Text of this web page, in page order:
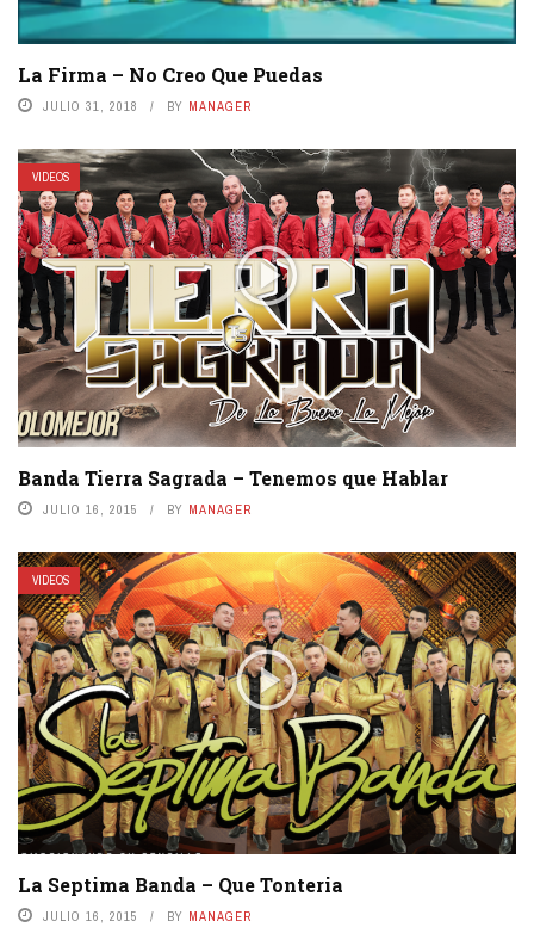
La Firma – No Creo Que Puedas
JULIO 31, 2018 BY MANAGER
VIDEOS
Banda Tierra Sagrada – Tenemos que Hablar
JULIO 16, 2015 BY MANAGER
VIDEOS
La Septima Banda – Que Tonteria
JULIO 16, 2015 BY MANAGER